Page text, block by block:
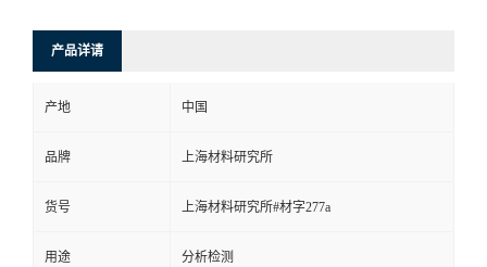
产品详请
产地 中国
品牌 上海材料研究所
货号 上海材料研究所#材字277a
用途 分析检测